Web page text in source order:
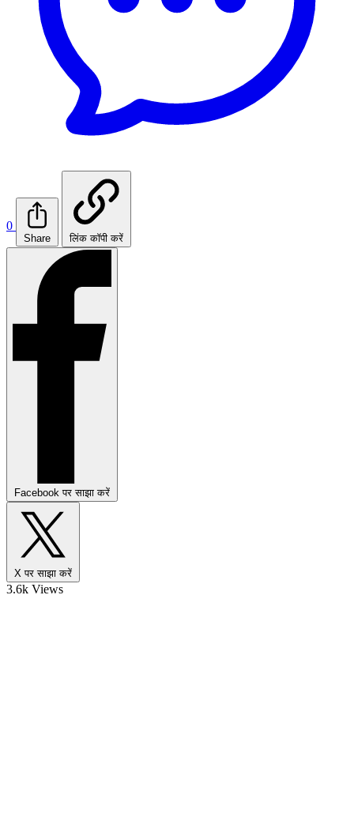
0
Share लिंक कॉपी करें
Facebook पर साझा करें
X पर साझा करें
3.6k Views